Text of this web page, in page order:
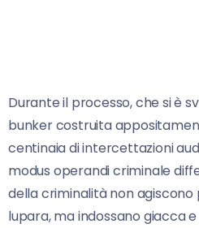
Durante il processo, che si è
bunker costruita
centinaia di intercettazioni
modus operandi criminale
della criminalità non agiscono
lupara, ma indossano giacca